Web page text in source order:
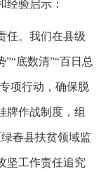
验启示：
。我们在县级
底数清”“百日总
项行动，确保脱
牌作战制度，组
春县扶贫领域监
坚工作责任追究